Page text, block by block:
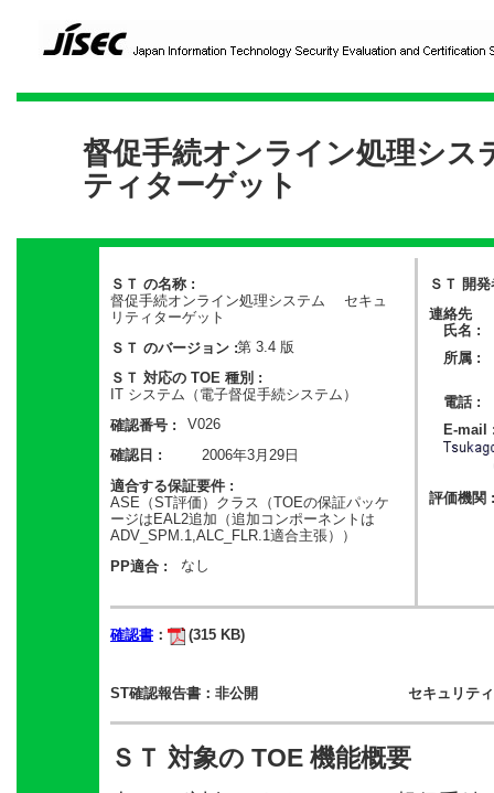
督促手続オンライン処理シ
ティターゲット
ＳＴ の名称 :
督促手続オンライン処理システム セキュ
リティターゲット
ＳＴ のバージョン :第 3.4 版
ＳＴ 対応の TOE 種別 :
IT システム（電子督促手続システム）
確認番号 :
V026
確認日 :
2006年3月29日
適合する保証要件 :
ASE（ST評価）クラス（TOEの保証パッケ
ージはEAL2追加（追加コンポーネントは
ADV_SPM.1,ALC_FLR.1適合主張））
PP適合 :
なし
ＳＴ 開
連絡先
氏名 :
所属 :
電話 :
E-mail
評価機関 :
確認書 ： (315 KB)
ST確認報告書：非公開 セキュリテ
ＳＴ 対象の TOE 機能概要